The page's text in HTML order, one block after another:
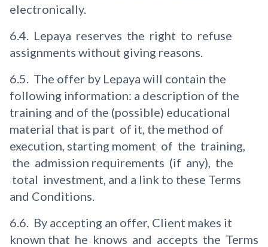
electronically.
6.4. Lepaya reserves the right to refuse
assignments without giving reasons.
6.5. The offer by Lepaya will contain the
following information: a description of the
training and of the (possible) educational
material that is part of it, the method of
execution, starting moment of the training,
the admission requirements (if any), the
total investment, and a link to these Terms
and Conditions.
6.6. By accepting an offer, Client makes it
known that he knows and accepts the Terms